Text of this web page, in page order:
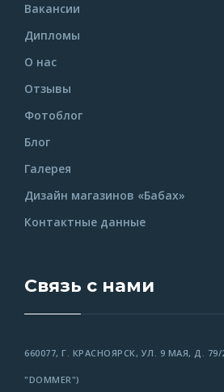
Вакансии
Дипломы
О нас
Отзывы
Фотоблог
Блог
Галерея
Дизайн магазинов «Бабах»
Контактные данные
Связь с нами
660077, Г. КРАСНОЯРСК, УЛ. 9 МАЯ, Д.
"DOMMER")